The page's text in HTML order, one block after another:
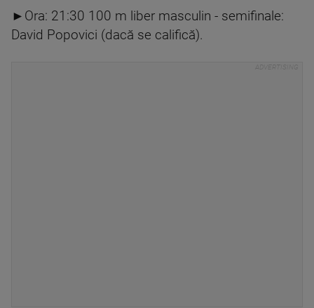
►Ora: 21:30 100 m liber masculin - semifinale:
David Popovici (dacă se califică).